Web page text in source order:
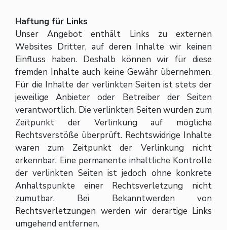
Haftung für Links
Unser Angebot enthält Links zu externen
Websites Dritter, auf deren Inhalte wir keinen
Einfluss haben. Deshalb können wir für diese
fremden Inhalte auch keine Gewähr übernehmen.
Für die Inhalte der verlinkten Seiten ist stets der
jeweilige Anbieter oder Betreiber der Seiten
verantwortlich. Die verlinkten Seiten wurden zum
Zeitpunkt der Verlinkung auf mögliche
Rechtsverstöße überprüft. Rechtswidrige Inhalte
waren zum Zeitpunkt der Verlinkung nicht
erkennbar. Eine permanente inhaltliche Kontrolle
der verlinkten Seiten ist jedoch ohne konkrete
Anhaltspunkte einer Rechtsverletzung nicht
zumutbar. Bei Bekanntwerden von
Rechtsverletzungen werden wir derartige Links
umgehend entfernen.